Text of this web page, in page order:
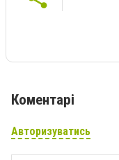
Коментарі
Авторизуватись